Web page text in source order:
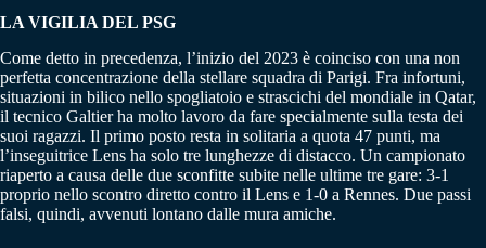
LA VIGILIA DEL PSG
Come detto in precedenza, l’inizio del 2023 è coinciso con una non
perfetta concentrazione della stellare squadra di Parigi. Fra infortuni,
situazioni in bilico nello spogliatoio e strascichi del mondiale in Qatar,
il tecnico Galtier ha molto lavoro da fare specialmente sulla testa dei
suoi ragazzi. Il primo posto resta in solitaria a quota 47 punti, ma
l’inseguitrice Lens ha solo tre lunghezze di distacco. Un campionato
riaperto a causa delle due sconfitte subite nelle ultime tre gare: 3-1
proprio nello scontro diretto contro il Lens e 1-0 a Rennes. Due passi
falsi, quindi, avvenuti lontano dalle mura amiche.